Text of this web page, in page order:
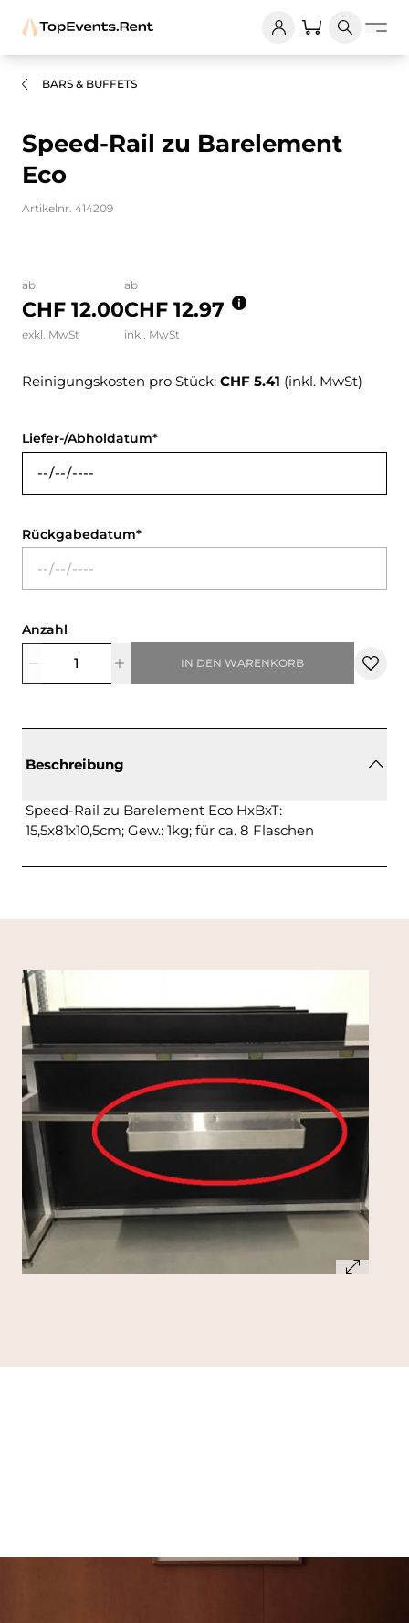
BARS & BUFFETS
Speed-Rail zu Barelement
Eco
Artikelnr. 414209
ab
CHF 12.00
exkl. MwSt
ab
CHF 12.97
inkl. MwSt
Reinigungskosten pro Stück: CHF 5.41 (inkl. MwSt)
Liefer-/Abholdatum
Rückgabedatum
Anzahl
IN DEN WARENKORB
Beschreibung
Speed-Rail zu Barelement Eco HxBxT:
15,5x81x10,5cm; Gew.: 1kg; für ca. 8 Flaschen